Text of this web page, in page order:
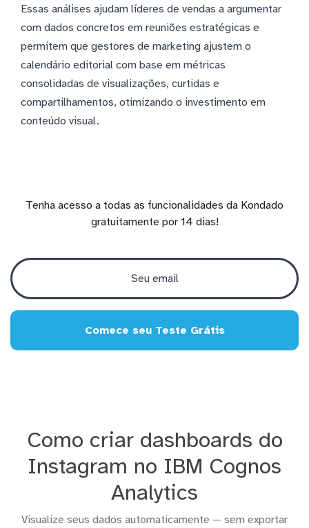
Essas análises ajudam líderes de vendas a argumentar
com dados concretos em reuniões estratégicas e
permitem que gestores de marketing ajustem o
calendário editorial com base em métricas
consolidadas de visualizações, curtidas e
compartilhamentos, otimizando o investimento em
conteúdo visual.
Tenha acesso a todas as funcionalidades da Kondado
gratuitamente por 14 dias!
Comece seu Teste Grátis
Como criar dashboards do
Instagram no IBM Cognos
Analytics
Visualize seus dados automaticamente — sem exportar